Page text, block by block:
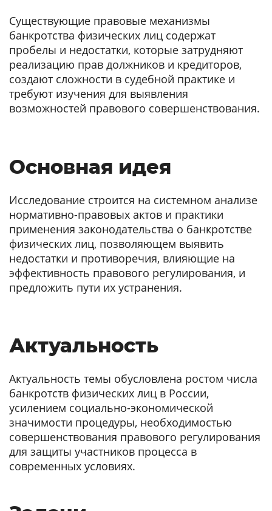
Существующие правовые механизмы
банкротства физических лиц содержат
пробелы и недостатки, которые затрудняют
реализацию прав должников и кредиторов,
создают сложности в судебной практике и
требуют изучения для выявления
возможностей правового совершенствования.
Основная идея
Исследование строится на системном анализе
нормативно-правовых актов и практики
применения законодательства о банкротстве
физических лиц, позволяющем выявить
недостатки и противоречия, влияющие на
эффективность правового регулирования, и
предложить пути их устранения.
Актуальность
Актуальность темы обусловлена ростом числа
банкротств физических лиц в России,
усилением социально-экономической
значимости процедуры, необходимостью
совершенствования правового регулирования
для защиты участников процесса в
современных условиях.